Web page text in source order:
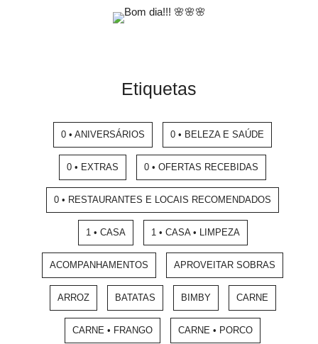
Etiquetas
0 • ANIVERSÁRIOS 0 • BELEZA E SAÚDE
0 • EXTRAS 0 • OFERTAS RECEBIDAS
0 • RESTAURANTES E LOCAIS RECOMENDADOS
1 • CASA 1 • CASA • LIMPEZA
ACOMPANHAMENTOS APROVEITAR SOBRAS
ARROZ BATATAS BIMBY CARNE
CARNE • FRANGO CARNE • PORCO